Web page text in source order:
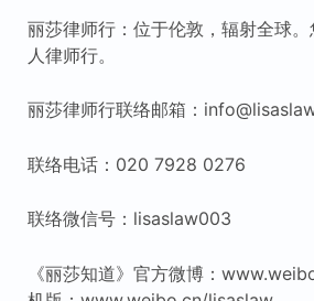
丽莎律师行：位于伦敦，辐射全球
人律师行。
丽莎律师行联络邮箱：
联络电话：020 7928 0276
联络微信号：lisaslaw003
《丽莎知道》官方微博：